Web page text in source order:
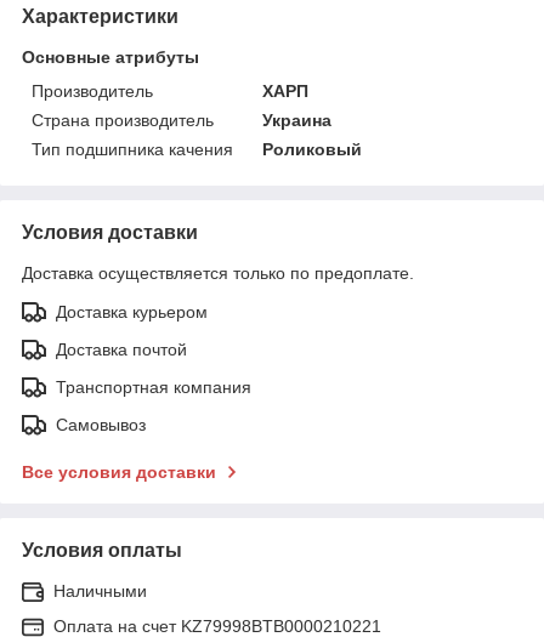
Характеристики
Основные атрибуты
Производитель
ХАРП
Страна производитель
Украина
Тип подшипника качения
Роликовый
Условия доставки
Доставка осуществляется только по предоплате.
Доставка курьером
Доставка почтой
Транспортная компания
Самовывоз
Все условия доставки
Условия оплаты
Наличными
Оплата на счет KZ79998BTB0000210221